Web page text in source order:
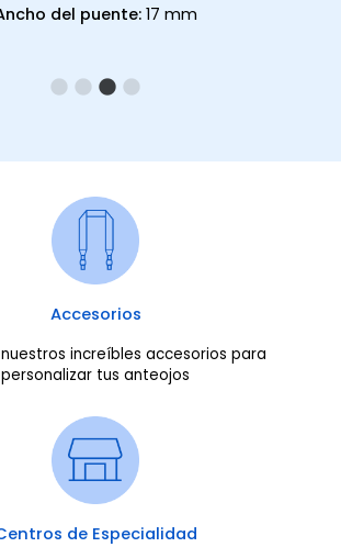
del puente: 17 mm
Accesorios
increíbles accesorios para
personalizar tus anteojos
de Especialidad